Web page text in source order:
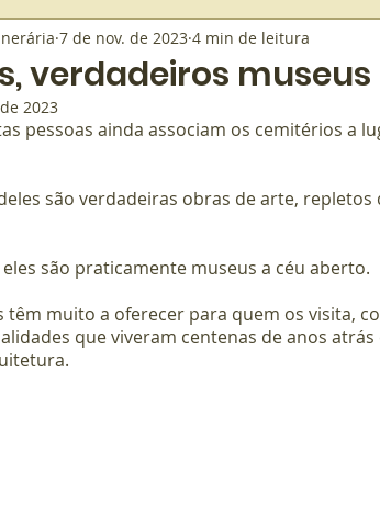
Tanatopraxia Translado Velório
estar Etiqueta
verdadeiros
7 de nov. de 2023 4 min de leitura
2023
pessoas ainda associam os cemitérios a
são verdadeiras obras de arte,
são praticamente museus a céu aberto.
têm muito a oferecer para quem os visita,
que viveram centenas de anos